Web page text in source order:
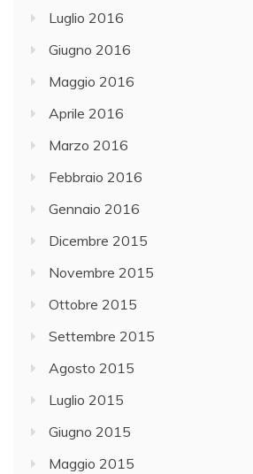
Luglio 2016
Giugno 2016
Maggio 2016
Aprile 2016
Marzo 2016
Febbraio 2016
Gennaio 2016
Dicembre 2015
Novembre 2015
Ottobre 2015
Settembre 2015
Agosto 2015
Luglio 2015
Giugno 2015
Maggio 2015